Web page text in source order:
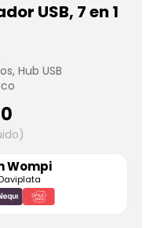
USB, 7 en 1
, Hub USB
Wompi
Daviplata